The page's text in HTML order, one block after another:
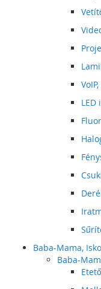
LED
Baba-Mama,
Baba-